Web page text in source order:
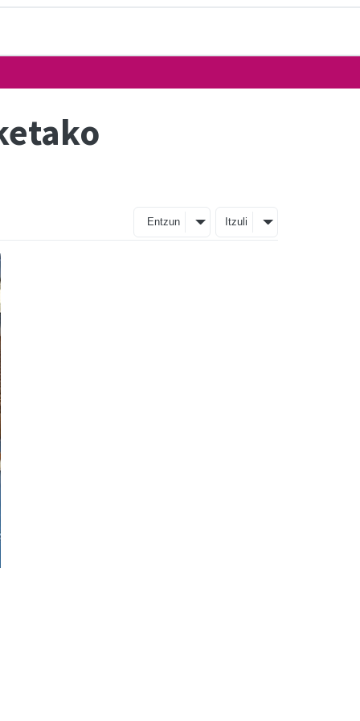
Entzun Itzuli